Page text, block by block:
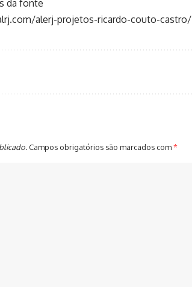
da fonte
alerj-projetos-ricardo-couto-castro/
Campos obrigatórios são marcados com*